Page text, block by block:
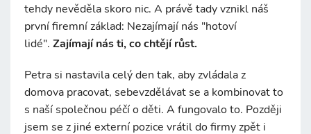
tehdy nevěděla skoro nic. A právě tady vznikl náš
první firemní základ: Nezajímají nás "hotoví
lidé". Zajímají nás ti, co chtějí růst.
Petra si nastavila celý den tak, aby zvládala z
domova pracovat, sebevzdělávat se a kombinovat to
s naší společnou péčí o děti. A fungovalo to. Později
jsem se z jiné externí pozice vrátil do firmy zpět i